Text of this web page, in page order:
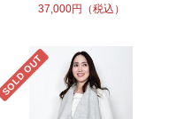
37,000円（税込）
SOLD OUT